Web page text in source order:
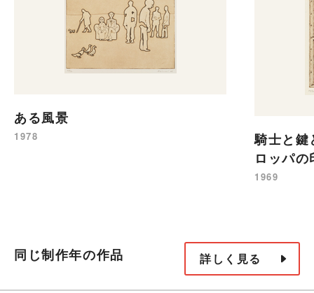
ある風景
1978
騎士と鍵
ロッパ
1969
同じ制作年の作品 詳しく見る